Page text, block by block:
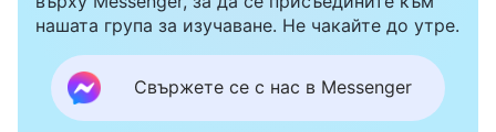
По-късно прочетох Божиите слова: „
Днес
това, което се изисква да постигнете, не е
допълнително изискване, а дълг на човека и
нашата група за изучаване. Не чакайте до утре.
Свържете се с нас в Messenger